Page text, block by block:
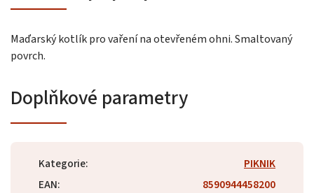
Maďarský kotlík pro vaření na otevřeném ohni. Smaltovaný
povrch.
Doplňkové parametry
Kategorie:
PIKNIK
EAN:
8590944458200